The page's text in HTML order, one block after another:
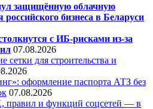
защищённую облачную
бизнеса в Беларуси
с ИБ-рисками из-за
07.08.2026
сетки для строительства и
оформление паспорта АТЗ без
07.08.2026
правил и функций соцсетей — в